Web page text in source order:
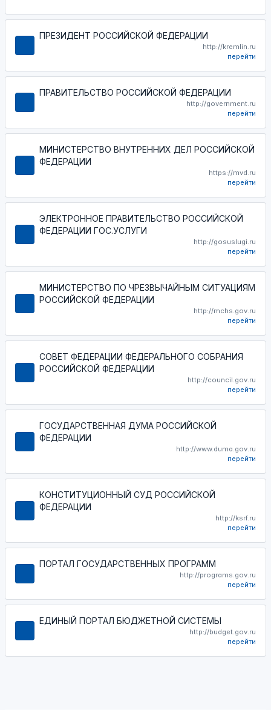
ПРЕЗИДЕНТ РОССИЙСКОЙ ФЕДЕРАЦИИ
http://kremlin.ru
перейти
ПРАВИТЕЛЬСТВО РОССИЙСКОЙ ФЕДЕРАЦИИ
http://government.ru
перейти
МИНИСТЕРСТВО ВНУТРЕННИХ ДЕЛ РОССИЙСКОЙ
ФЕДЕРАЦИИ
https://mvd.ru
перейти
ЭЛЕКТРОННОЕ ПРАВИТЕЛЬСТВО РОССИЙСКОЙ
ФЕДЕРАЦИИ ГОС.УСЛУГИ
http://gosuslugi.ru
перейти
МИНИСТЕРСТВО ПО ЧРЕЗВЫЧАЙНЫМ СИТУАЦИЯМ
РОССИЙСКОЙ ФЕДЕРАЦИИ
http://mchs.gov.ru
перейти
СОВЕТ ФЕДЕРАЦИИ ФЕДЕРАЛЬНОГО СОБРАНИЯ
РОССИЙСКОЙ ФЕДЕРАЦИИ
http://council.gov.ru
перейти
ГОСУДАРСТВЕННАЯ ДУМА РОССИЙСКОЙ
ФЕДЕРАЦИИ
http://www.duma.gov.ru
перейти
КОНСТИТУЦИОННЫЙ СУД РОССИЙСКОЙ
ФЕДЕРАЦИИ
http://ksrf.ru
перейти
ПОРТАЛ ГОСУДАРСТВЕННЫХ ПРОГРАММ
http://programs.gov.ru
перейти
ЕДИНЫЙ ПОРТАЛ БЮДЖЕТНОЙ СИСТЕМЫ
http://budget.gov.ru
перейти